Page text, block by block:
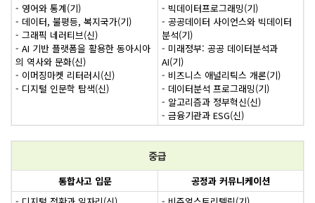
- 영어와 통계(기)
- 데이터, 불평등, 복지국가(기)
- 그래픽 네러티브(신)
- AI 기반 플랫폼을 활용한 동아시아
의 역사와 문화(신)
- 이머징마켓 리터러시(신)
- 디지털 인문학 탐색(신)
- 빅데이터프로그래밍(기)
- 공공데이터 사이언스와 빅데이터
분석(기)
- 미래정부: 공공 데이터분석과
AI(기)
- 비즈니스 애널리틱스 개론(기)
- 데이터분석 프로그래밍(기)
- 알고리즘과 정부혁신(신)
- 금융기관과 ESG(신)
중급
통합사고 입문
공정과 커뮤니케이션